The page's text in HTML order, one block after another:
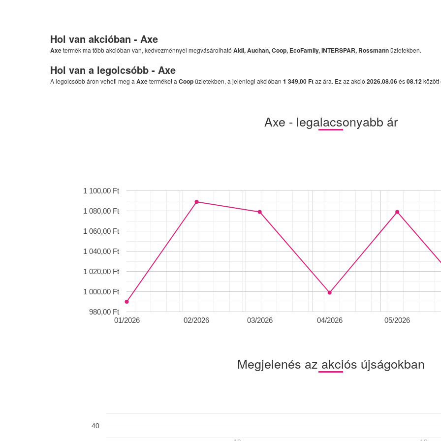
Hol van akcióban - Axe
Axetermék ma több akcióban van, kedvezménnyel megvásárolható Aldi, Auchan, Coop, EcoFamily, INTERSPAR, Rossmannüzletekben.
Hol van a legolcsóbb - Axe
A legolcsóbb áron veheti meg a Axeterméket a Coopüzletekben, a jelenlegi akcióban 1 349,00 Ftaz ára. Ez az akció 2026.08.06és08.12között
Axe - legalacsonyabb ár
01/2026 02/2026 03/2026 04/2026 05/2026
980,00 Ft
1 000,00 Ft
1 020,00 Ft
1 040,00 Ft
1 060,00 Ft
1 080,00 Ft
1 100,00 Ft
Megjelenés az akciós újságokban
40